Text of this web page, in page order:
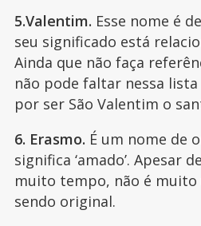
5.Valentim. Esse nome é
seu significado está
Ainda que não faça
não pode faltar nessa
por ser São Valentim o
6. Erasmo. É um nome de
significa ‘amado’. Apesar
muito tempo, não é muito
sendo original.